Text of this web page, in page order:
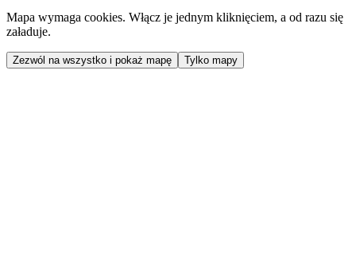
Mapa wymaga cookies. Włącz je jednym kliknięciem, a od razu się
załaduje.
Zezwól na wszystko i pokaż mapę Tylko mapy